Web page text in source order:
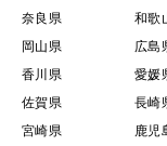
奈良県
和歌
岡山県
広島
香川県
愛媛
佐賀県
長崎
宮崎県
鹿児